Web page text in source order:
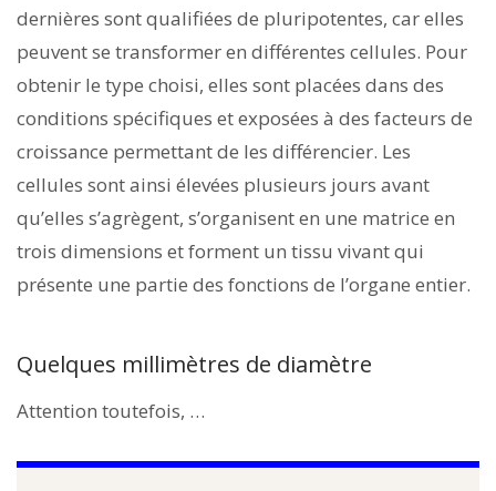
dernières sont qualifiées de pluripotentes, car elles
peuvent se transformer en différentes cellules. Pour
obtenir le type choisi, elles sont placées dans des
conditions spécifiques et exposées à des facteurs de
croissance permettant de les différencier. Les
cellules sont ainsi élevées plusieurs jours avant
qu’elles s’agrègent, s’organisent en une matrice en
trois dimensions et forment un tissu vivant qui
présente une partie des fonctions de l’organe entier.
Quelques millimètres de diamètre
Attention toutefois, …